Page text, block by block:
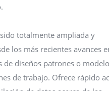
totalmente ampliada y
los más recientes avances
de diseños patrones o
de trabajo. Ofrece rápido